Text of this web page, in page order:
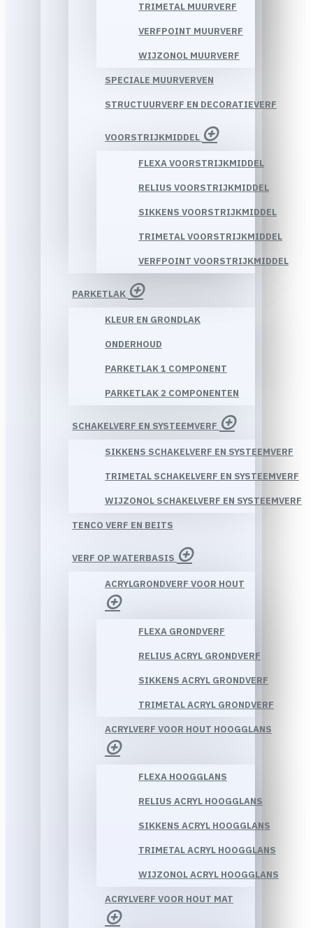
TRIMETAL MUURVERF
VERFPOINT MUURVERF
WIJZONOL MUURVERF
SPECIALE MUURVERVEN
STRUCTUURVERF EN DECORATIEVERF
VOORSTRIJKMIDDEL
FLEXA VOORSTRIJKMIDDEL
RELIUS VOORSTRIJKMIDDEL
SIKKENS VOORSTRIJKMIDDEL
TRIMETAL VOORSTRIJKMIDDEL
VERFPOINT VOORSTRIJKMIDDEL
PARKETLAK
KLEUR EN GRONDLAK
ONDERHOUD
PARKETLAK 1 COMPONENT
PARKETLAK 2 COMPONENTEN
SCHAKELVERF EN SYSTEEMVERF
SIKKENS SCHAKELVERF EN SYSTEEMVERF
TRIMETAL SCHAKELVERF EN SYSTEEMVERF
WIJZONOL SCHAKELVERF EN SYSTEEMVERF
TENCO VERF EN BEITS
VERF OP WATERBASIS
ACRYLGRONDVERF VOOR HOUT
FLEXA GRONDVERF
RELIUS ACRYL GRONDVERF
SIKKENS ACRYL GRONDVERF
TRIMETAL ACRYL GRONDVERF
ACRYLVERF VOOR HOUT HOOGGLANS
FLEXA HOOGGLANS
RELIUS ACRYL HOOGGLANS
SIKKENS ACRYL HOOGGLANS
TRIMETAL ACRYL HOOGGLANS
WIJZONOL ACRYL HOOGGLANS
ACRYLVERF VOOR HOUT MAT